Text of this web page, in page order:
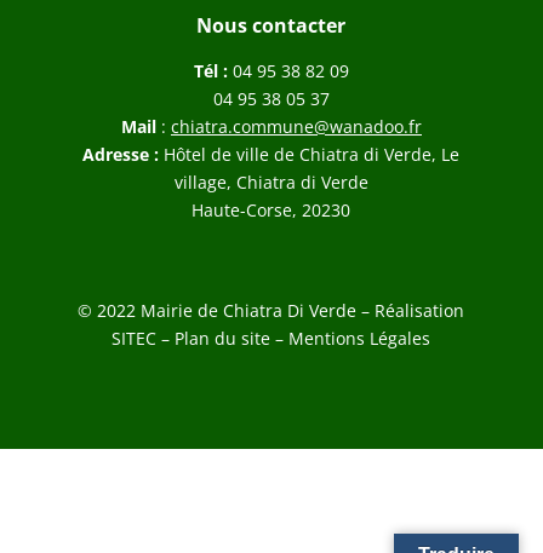
Nous contacter
Tél : 04 95 38 82 09
04 95 38 05 37
Mail: chiatra.commune@wanadoo.fr
Adresse : Hôtel de ville de Chiatra di Verde, Le
village, Chiatra di Verde
Haute-Corse, 20230
© 2022 Mairie de Chiatra Di Verde – Réalisation
SITEC – Plan du site – Mentions Légales